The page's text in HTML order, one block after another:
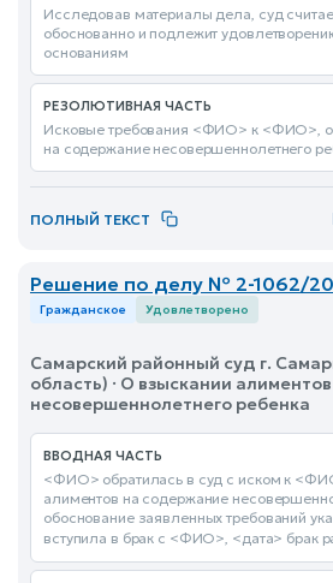
Исследовав материалы дела, суд
обоснованно и подлежит
основаниям
РЕЗОЛЮТИВНАЯ ЧАСТЬ
Исковые требования <ФИО> к <ФИО>, о
на содержание несовершеннолетнего
ПОЛНЫЙ ТЕКСТ
Решение по делу № 2-1062/
Гражданское Удовлетворено
Самарский районный суд г.
область) · О взыскании
несовершеннолетнего ребенка
ВВОДНАЯ ЧАСТЬ
<ФИО> обратилась в суд с иском к
алиментов на содержание
обоснование заявленных требований
вступила в брак с <ФИО>, <дата> брак